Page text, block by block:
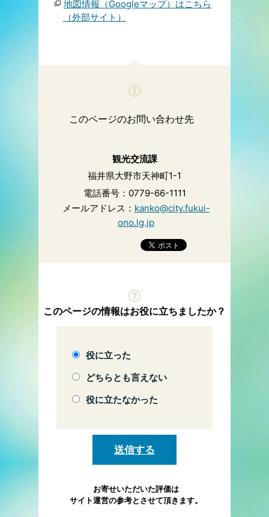
地図情報（Googleマップ）はこちら
（外部サイト）
このページのお問い合わせ先
観光交流課
福井県大野市天神町1-1
電話番号：0779-66-1111
メールアドレス： kanko@city.fukui-
ono.lg.jp
このページの情報はお役に立ちましたか？
役に立った
どちらとも言えない
役に立たなかった
お寄せいただいた評価は
サイト運営の参考とさせて頂きます。